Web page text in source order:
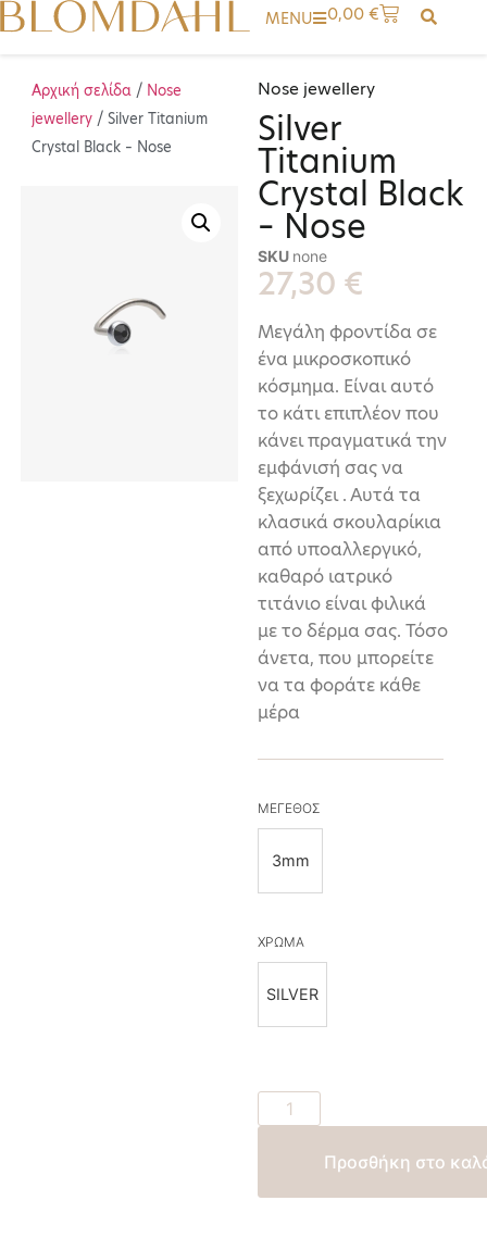
MENU 0,00€
Αρχική σελίδα/ Nose
jewellery/ Silver Titanium
Crystal Black – Nose
Nose jewellery
Silver
Titanium
Crystal Black
– Nose
SKU none
27,30 €
Μεγάλη φροντίδα σε
ένα μικροσκοπικό
κόσμημα. Είναι αυτό
το κάτι επιπλέον που
κάνει πραγματικά την
εμφάνισή σας να
ξεχωρίζει . Αυτά τα
κλασικά σκουλαρίκια
από υποαλλεργικό,
καθαρό ιατρικό
τιτάνιο είναι φιλικά
με το δέρμα σας. Τόσο
άνετα, που μπορείτε
να τα φοράτε κάθε
μέρα
ΜΕΓΕΘΟΣ
3mm
ΧΡΩΜΑ
SILVER
Προσθήκη στο